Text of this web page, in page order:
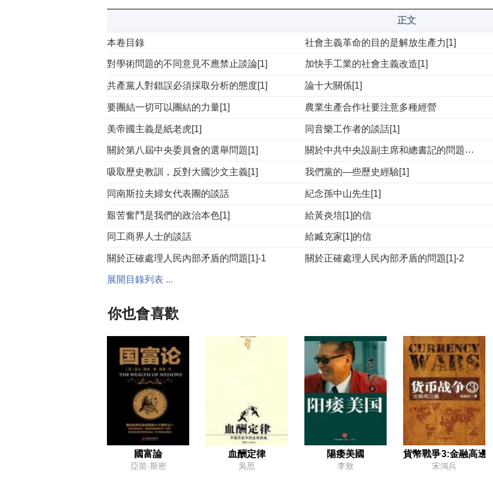
正文
本卷目錄 社會主義革命的目的是解放生產力[1]
對學術問題的不同意見不應禁止談論[1] 加快手工業的社會主義改造[1]
共產黨人對錯誤必須採取分析的態度[1] 論十大關係[1]
要團結一切可以團結的力量[1] 農業生產合作社要注意多種經營
美帝國主義是紙老虎[1] 同音樂工作者的談話[1]
關於第八屆中央委員會的選舉問題[1] 關於中共中央設副主席和總書記的問題[1]
吸取歷史教訓，反對大國沙文主義[1] 我們黨的—些歷史經驗[1]
同南斯拉夫婦女代表團的談話 紀念孫中山先生[1]
艱苦奮鬥是我們的政治本色[1] 給黃炎培[1]的信
同工商界人士的談話 給臧克家[1]的信
關於正確處理人民內部矛盾的問題[1]-1 關於正確處理人民內部矛盾的問題[1]-2
同文藝界代表的談話[1]
關於整風和幹部參加勞動
給達姆巴[1]的信 中國共產黨是全中國人民的領導核心[1]
關於農業問題[1] 在蘇聯最高蘇維埃慶祝十月革命四十周年會上的講話
給胡喬木[1]的信 給劉建勛、韋國清[1]的信
工作方法六十條(草案) 在成都會議上的講話[1]
獨立自主地搞建設[1] 同黑非洲青年代表團的談話[1]
教育與勞動結合的原則是不可移易的[1] 同巴西記者馬羅金和杜特列夫人的談話
展開目錄列表 ...
你也會喜歡
國富論
亞當·斯密
血酬定律
吳思
陽痿美國
李敖
貨幣戰爭3:金融高邊疆
宋鴻兵